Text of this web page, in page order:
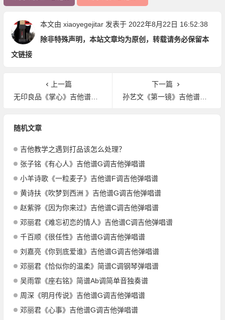
本文由 xiaoyegejitar发表于 2022年8月22日 16:52:38
除非特殊声明，本站文章均为原创，转载请务必保留本
文链接
上一篇
无印良品《掌心》吉他谱C调吉他弹唱谱
下一篇
孙艺文《第一镜》吉他谱C调吉他弹唱谱
随机文章
吉他教学之遇到打品该怎么处理？
张子铭《有心人》吉他谱G调吉他弹唱谱
小羊诗歌《一粒麦子》吉他谱F调吉他弹唱谱
黄诗扶《吹梦到西洲 》吉他谱G调吉他弹唱谱
赵紫骅《因为你来过》吉他谱C调吉他弹唱谱
邓丽君《难忘初恋的情人》吉他谱C调吉他弹唱谱
千百顺《很任性》吉他谱G调吉他弹唱谱
刘嘉亮《你到底爱谁》吉他谱G调吉他弹唱谱
邓丽君《恰似你的温柔》简谱C调钢琴弹唱谱
吴雨霏《座右铭》简谱Ab调简单音独奏谱
周深《明月传说》吉他谱G调吉他弹唱谱
邓丽君《心事》吉他谱G调吉他弹唱谱